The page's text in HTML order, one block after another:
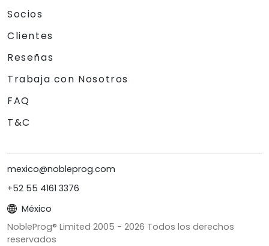
Socios
Clientes
Reseñas
Trabaja con Nosotros
FAQ
T&C
mexico@nobleprog.com
+52 55 4161 3376
México
NobleProg® Limited 2005 - 2026 Todos los derechos
reservados